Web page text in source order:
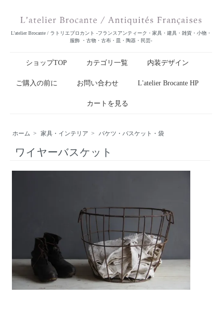
L'atelier Brocante / ラトリエブロカント -フランスアンティーク・家具・建具・雑貨・小物・
服飾 ・古物・古布・皿・陶器・民芸-
ショップTOP カテゴリ一覧 内装デザイン
ご購入の前に お問い合わせ L'atelier Brocante HP
カートを見る
ホーム > 家具・インテリア > バケツ・バスケット・袋
ワイヤーバスケット